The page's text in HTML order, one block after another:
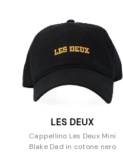
Profumi
LES DEUX
Cappellino Les Deux Mini
Blake Dad in cotone nero